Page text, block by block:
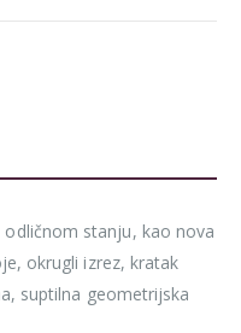
odličnom stanju, kao nova
okrugli izrez, kratak
suptilna geometrijska